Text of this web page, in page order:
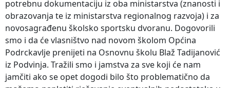
potrebnu dokumentaciju iz oba ministarstva (znanosti i
obrazovanja te iz ministarstva regionalnog razvoja) i za
novosagrađenu školsko sportsku dvoranu. Dogovorili
smo i da će vlasništvo nad novom školom Općina
Podrckavlje prenijeti na Osnovnu školu Blaž Tadijanović
iz Podvinja. Tražili smo i jamstva za sve koji će nam
jamčiti ako se opet dogodi bilo što problematično da